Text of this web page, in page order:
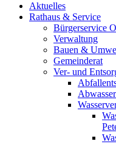
Aktuelles
Rathaus & Service
Bürgerservice
Verwaltung
Bauen &
Gemeinderat
Ver- und